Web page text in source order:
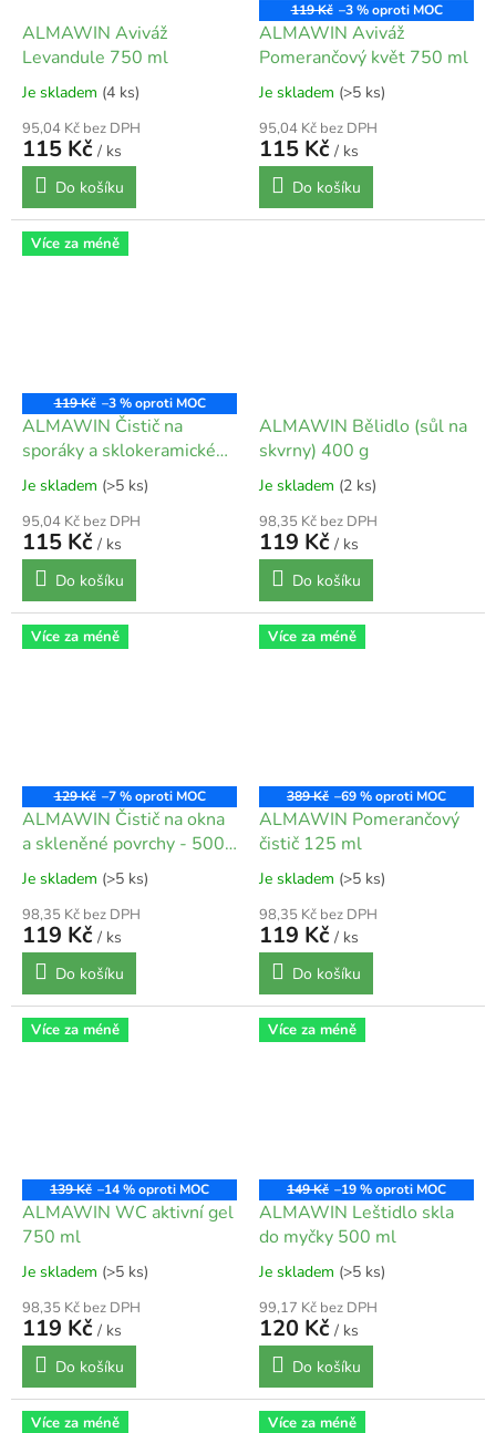
ALMAWIN Aviváž
Levandule 750 ml
Je skladem (4 ks)
95,04 Kč bez DPH
115 Kč / ks
Do košíku
119 Kč –3 %
ALMAWIN Aviváž
Pomerančový květ 750 ml
Je skladem (>5 ks)
95,04 Kč bez DPH
115 Kč / ks
Do košíku
Více za méně
119 Kč –3 %
ALMAWIN Čistič na
sporáky a sklokeramické
desky 250 ml
Je skladem (>5 ks)
95,04 Kč bez DPH
115 Kč / ks
Do košíku
ALMAWIN Bělidlo (sůl na
skvrny) 400 g
Je skladem (2 ks)
98,35 Kč bez DPH
119 Kč / ks
Do košíku
Více za méně
129 Kč –7 %
ALMAWIN Čistič na okna
a skleněné povrchy - 500
ml
Je skladem (>5 ks)
98,35 Kč bez DPH
119 Kč / ks
Do košíku
Více za méně
389 Kč –69 %
ALMAWIN Pomerančový
čistič 125 ml
Je skladem (>5 ks)
98,35 Kč bez DPH
119 Kč / ks
Do košíku
Více za méně
139 Kč –14 %
ALMAWIN WC aktivní gel
750 ml
Je skladem (>5 ks)
98,35 Kč bez DPH
119 Kč / ks
Do košíku
Více za méně
149 Kč –19 %
ALMAWIN Leštidlo skla
do myčky 500 ml
Je skladem (>5 ks)
99,17 Kč bez DPH
120 Kč / ks
Do košíku
Více za méně Více za méně